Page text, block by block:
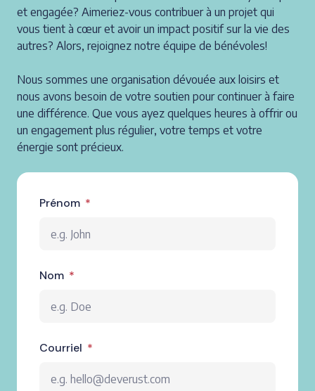
et engagée? Aimeriez-vous contribuer à un projet qui
vous tient à cœur et avoir un impact positif sur la vie des
autres? Alors, rejoignez notre équipe de bénévoles!
Nous sommes une organisation dévouée aux loisirs et
nous avons besoin de votre soutien pour continuer à faire
une différence. Que vous ayez quelques heures à offrir ou
un engagement plus régulier, votre temps et votre
énergie sont précieux.
Prénom
Nom
Courriel